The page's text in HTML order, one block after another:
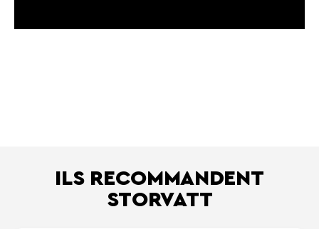
ILS RECOMMANDENT
STORVATT